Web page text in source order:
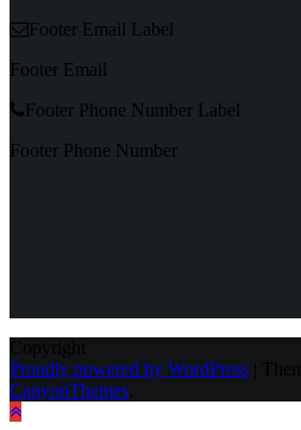
Footer Email Label
Footer Email
Footer Phone Number Label
Footer Phone Number
Proudly powered by WordPress
CanyonThemes